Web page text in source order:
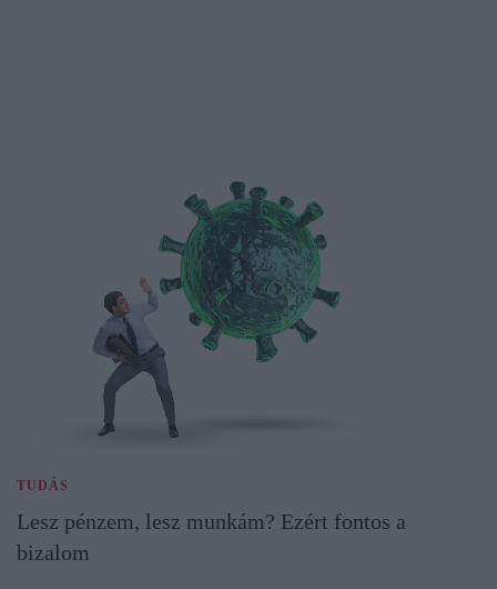
TUDÁS
Lesz pénzem, lesz munkám? Ezért fontos a
bizalom